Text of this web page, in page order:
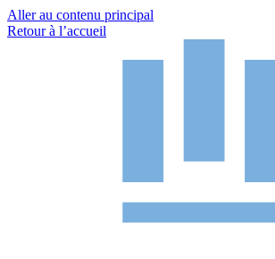
Aller au contenu principal
Retour à l’accueil